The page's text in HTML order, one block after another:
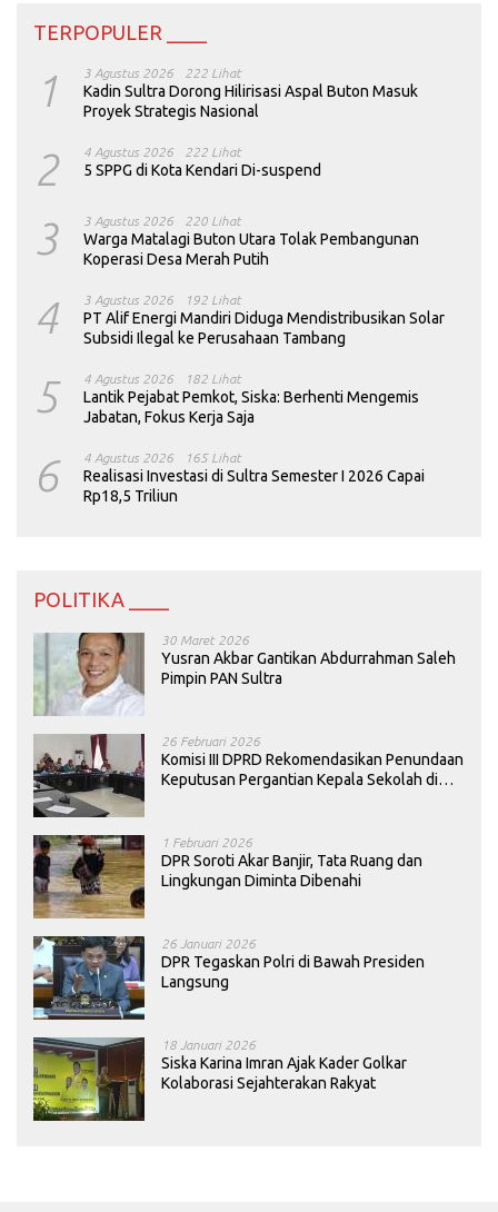
TERPOPULER ____
1 3 Agustus 2026 222 Lihat
Kadin Sultra Dorong Hilirisasi Aspal Buton Masuk
Proyek Strategis Nasional
2 4 Agustus 2026 222 Lihat
5 SPPG di Kota Kendari Di-suspend
3 3 Agustus 2026 220 Lihat
Warga Matalagi Buton Utara Tolak Pembangunan
Koperasi Desa Merah Putih
4 3 Agustus 2026 192 Lihat
PT Alif Energi Mandiri Diduga Mendistribusikan Solar
Subsidi Ilegal ke Perusahaan Tambang
5 4 Agustus 2026 182 Lihat
Lantik Pejabat Pemkot, Siska: Berhenti Mengemis
Jabatan, Fokus Kerja Saja
6 4 Agustus 2026 165 Lihat
Realisasi Investasi di Sultra Semester I 2026 Capai
Rp18,5 Triliun
POLITIKA ____
30 Maret 2026
Yusran Akbar Gantikan Abdurrahman Saleh
Pimpin PAN Sultra
26 Februari 2026
Komisi III DPRD Rekomendasikan Penundaan
Keputusan Pergantian Kepala Sekolah di
1 Februari 2026
DPR Soroti Akar Banjir, Tata Ruang dan
Lingkungan Diminta Dibenahi
26 Januari 2026
DPR Tegaskan Polri di Bawah Presiden
Langsung
18 Januari 2026
Siska Karina Imran Ajak Kader Golkar
Kolaborasi Sejahterakan Rakyat